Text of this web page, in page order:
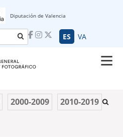
Diputación de Valencia
ES VA
2000-2009
2010-2019